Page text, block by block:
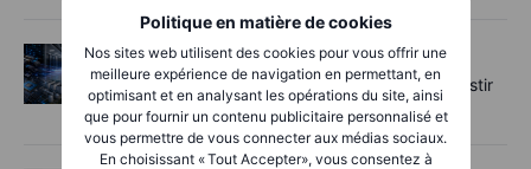
Politique en matière de cookies
Nos sites web utilisent des cookies pour vous offrir une
meilleure expérience de navigation en permettant, en
optimisant et en analysant les opérations du site, ainsi
que pour fournir un contenu publicitaire personnalisé et
vous permettre de vous connecter aux médias sociaux.
En choisissant « Tout Accepter», vous consentez à
Actions
2026-08-06 12:00:00
L’IA entre dans une nouvelle phase : investir
au-delà des goulots d’étranglement